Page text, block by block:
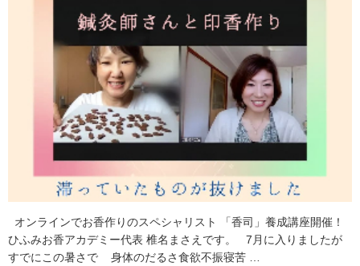
オンラインでお香作りのスペシャリスト 「香司」養成講座開催！
ひふみお香アカデミー代表 椎名まさえです。 7月に入りましたが
すでにこの暑さで 身体のだるさ食欲不振寝苦 …